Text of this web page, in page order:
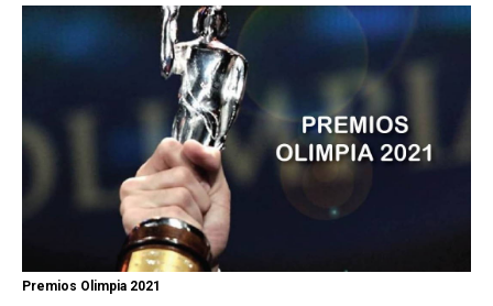
Premios Olimpia 2021